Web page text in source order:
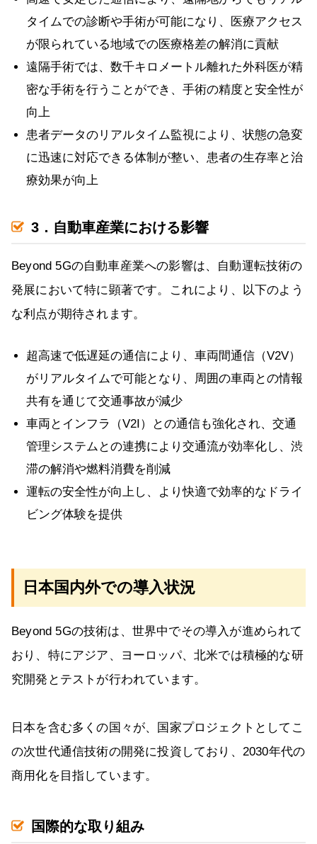
タイムでの診断や手術が可能になり、医療アクセス
が限られている地域での医療格差の解消に貢献
遠隔手術では、数千キロメートル離れた外科医が精
密な手術を行うことができ、手術の精度と安全性が
向上
患者データのリアルタイム監視により、状態の急変
に迅速に対応できる体制が整い、患者の生存率と治
療効果が向上
3．自動車産業における影響
Beyond 5Gの自動車産業への影響は、自動運転技術の
発展において特に顕著です。これにより、以下のよう
な利点が期待されます。
超高速で低遅延の通信により、車両間通信（V2V）
がリアルタイムで可能となり、周囲の車両との情報
共有を通じて交通事故が減少
車両とインフラ（V2I）との通信も強化され、交通
管理システムとの連携により交通流が効率化し、渋
滞の解消や燃料消費を削減
運転の安全性が向上し、より快適で効率的なドライ
ビング体験を提供
日本国内外での導入状況
Beyond 5Gの技術は、世界中でその導入が進められて
おり、特にアジア、ヨーロッパ、北米では積極的な研
究開発とテストが行われています。
日本を含む多くの国々が、国家プロジェクトとしてこ
の次世代通信技術の開発に投資しており、2030年代の
商用化を目指しています。
国際的な取り組み